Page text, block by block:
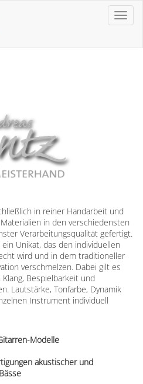
Toggle
in reiner Handarbeit und
in den verschiedensten
Verarbeitungsqualität gefertigt.
Unikat, das den individuellen
wird und in dem traditioneller
verschmelzen. Dabei gilt es
Bespielbarkeit und
Lautstärke, Tonfarbe, Dynamik
Instrument individuell
Modelle
akustischer und